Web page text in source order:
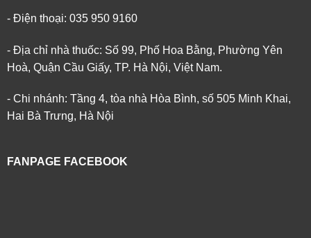
- Điện thoại: 035 950 9160
- Địa chỉ nhà thuốc: Số 99, Phố Hoa Bằng, Phường Yên
Hoà, Quận Cầu Giấy, TP. Hà Nội, Việt Nam.
- Chi nhánh: Tầng 4, tòa nhà Hòa Bình, số 505 Minh Khai,
Hai Bà Trưng, Hà Nội
FANPAGE FACEBOOK